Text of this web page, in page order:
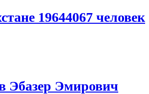
19644067 человек
Эбазер Эмирович